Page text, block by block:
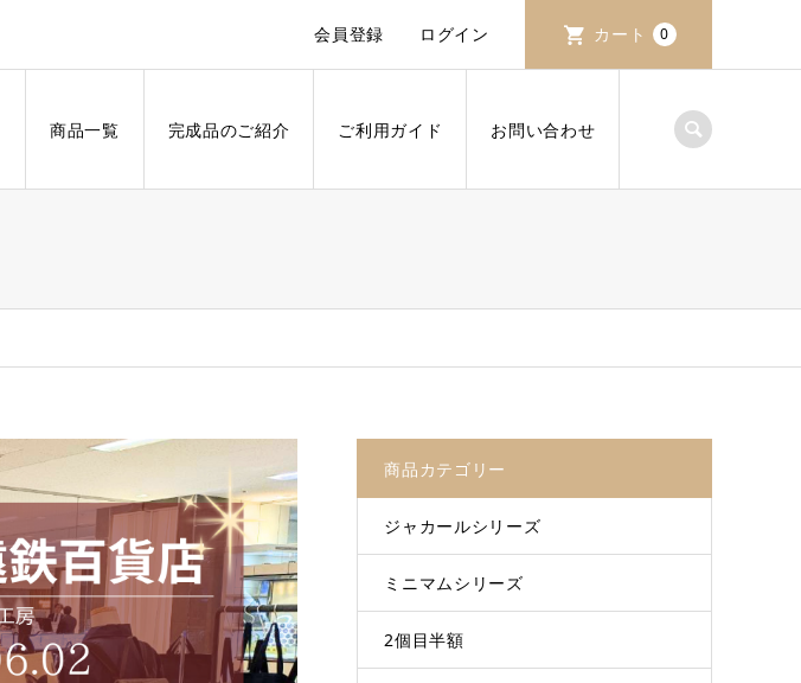
会員登録 ログイン カート 0
商品一覧 完成品のご紹介 ご利用ガイド お問い合わせ
商品カテゴリー
ジャカールシリーズ
ミニマムシリーズ
2個目半額